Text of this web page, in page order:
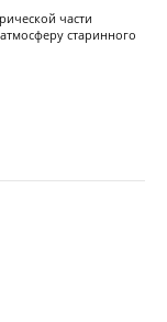
части
старинного